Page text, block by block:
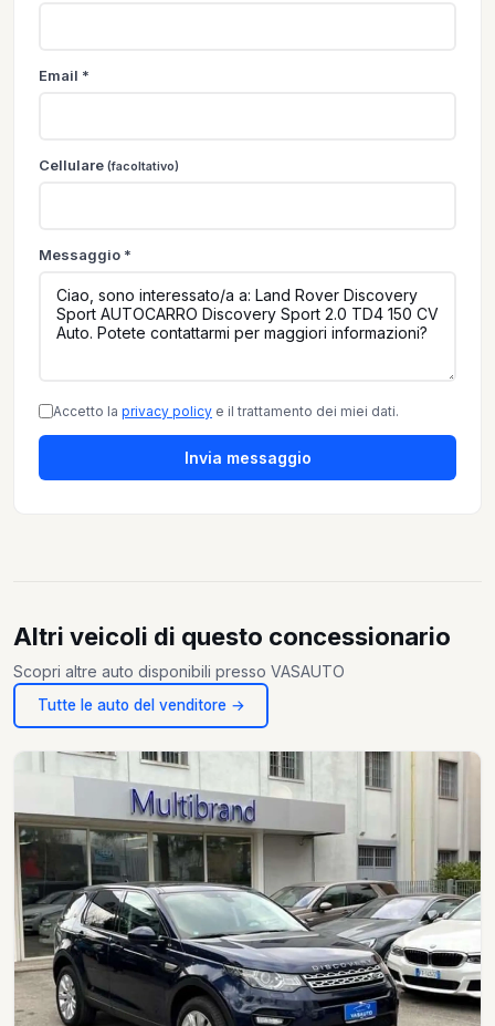
Email *
Cellulare (facoltativo)
Messaggio *
Accetto la privacy policy e il trattamento dei miei dati.
Invia messaggio
Altri veicoli di questo concessionario
Scopri altre auto disponibili presso VASAUTO
Tutte le auto del venditore →